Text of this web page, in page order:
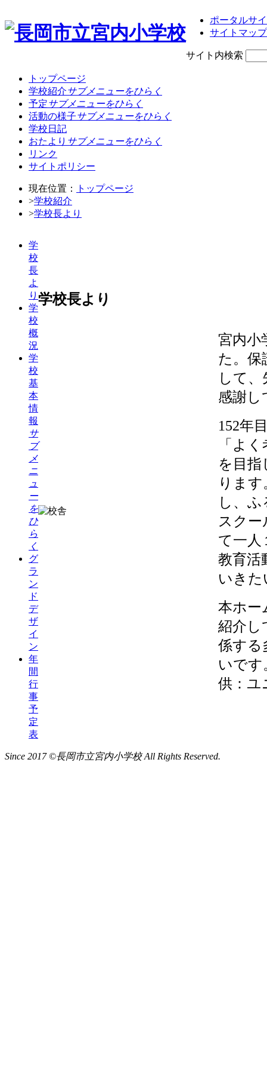
ポータルサ
サイトマップ
サイト内検索
トップページ
学校紹介サブメニューをひらく
予定サブメニューをひらく
活動の様子サブメニューをひらく
学校日記
おたより サブメニューをひらく
リンク
サイトポリシー
現在位置：
トップページ
>学校紹介
>学校長より
学
校
長
よ
り
学
校
概
況
学
校
基
本
情
報
サ
ブ
メ
ニ
ュ
ー
を
ひ
ら
く
グ
ラ
ン
ド
デ
ザ
イ
ン
年
間
行
事
予
定
表
学校長より
宮内小
た。保
して
感謝し
152年
「よ
を目指
りま
し、
スクー
て一人
教育活
いき
本ホー
紹介し
係する
いです
供：ユ
Since 2017 ©長岡市立宮内小学校 All Rights Reserved.